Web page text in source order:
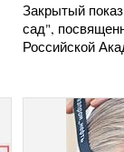
Закрытый
сад",
Российской